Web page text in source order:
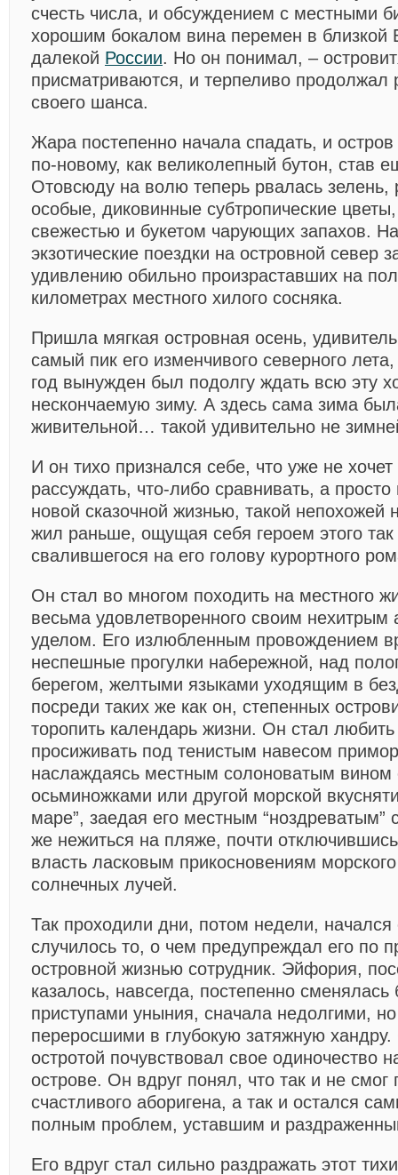
счесть числа, и обсуждением с местными
хорошим бокалом вина перемен в близкой
далекой России. Но он понимал, –
присматриваются, и терпеливо продолжал
своего шанса.
Жара постепенно начала спадать, и
по-новому, как великолепный бутон, став
Отовсюду на волю теперь рвалась зелень,
особые, диковинные субтропические
свежестью и букетом чарующих запахов.
экзотические поездки на островной север
удивлению обильно произраставших на
километрах местного хилого сосняка.
Пришла мягкая островная осень,
самый пик его изменчивого северного
год вынужден был подолгу ждать всю эту
нескончаемую зиму. А здесь сама зима
живительной… такой удивительно не
И он тихо признался себе, что уже не
рассуждать, что-либо сравнивать, а
новой сказочной жизнью, такой непохожей
жил раньше, ощущая себя героем этого так
свалившегося на его голову курортного
Он стал во многом походить на местного
весьма удовлетворенного своим нехитрым
уделом. Его излюбленным провождением
неспешные прогулки набережной, над
берегом, желтыми языками уходящим в
посреди таких же как он, степенных
торопить календарь жизни. Он стал
просиживать под тенистым навесом
наслаждаясь местным солоноватым
осьминожками или другой морской
маре”, заедая его местным
же нежиться на пляже, почти
власть ласковым прикосновениям
солнечных лучей.
Так проходили дни, потом недели,
случилось то, о чем предупреждал его по
островной жизнью сотрудник. Эйфория,
казалось, навсегда, постепенно
приступами уныния, сначала недолгими,
переросшими в глубокую затяжную
остротой почувствовал свое одиночество
острове. Он вдруг понял, что так и не смог
счастливого аборигена, а так и остался
полным проблем, уставшим и
Его вдруг стал сильно раздражать этот